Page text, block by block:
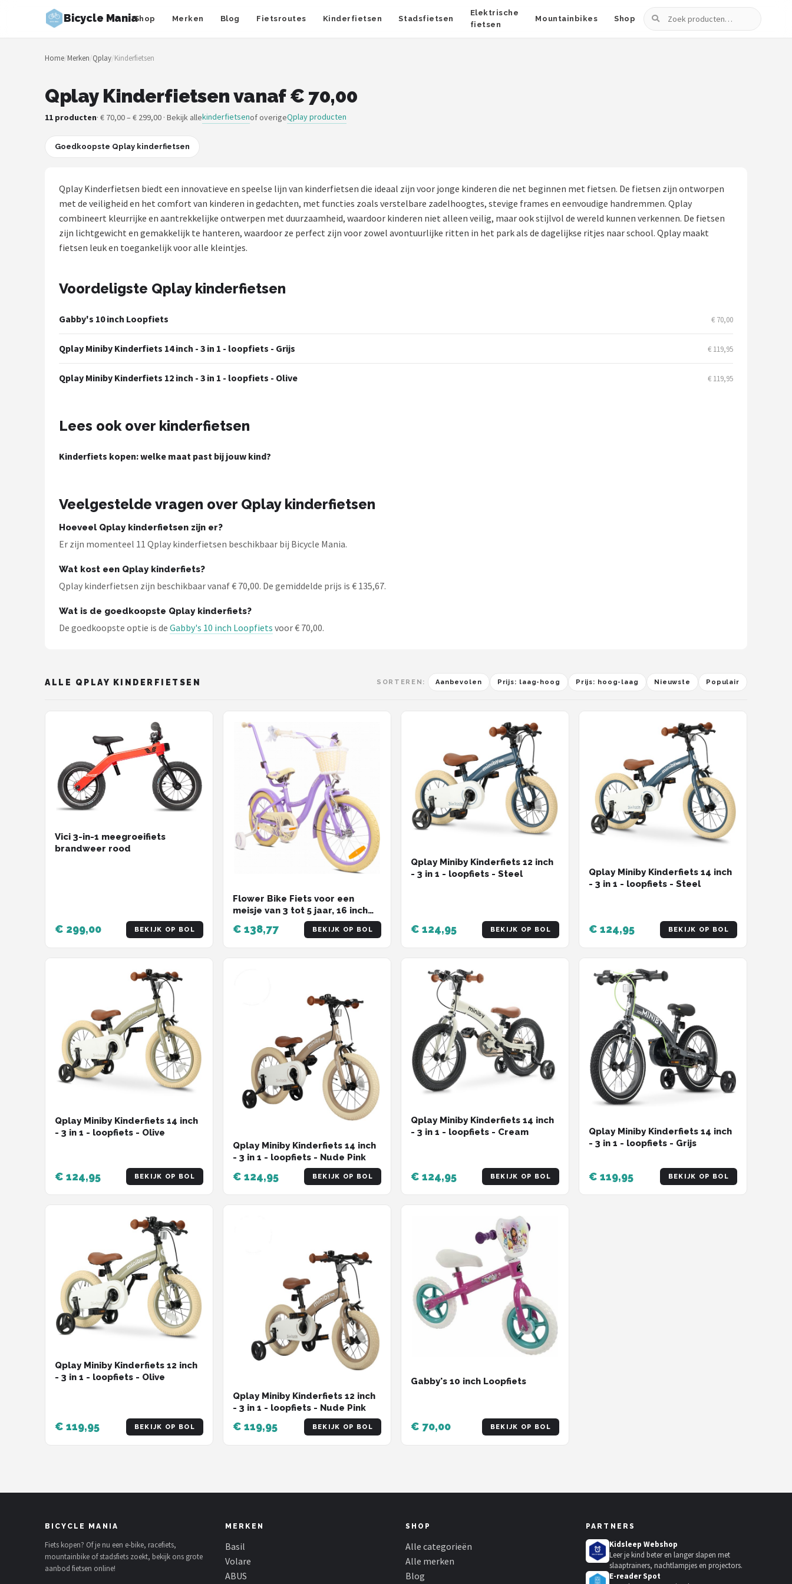
Bicycle ManiaShop Merken Blog Fietsroutes Kinderfietsen Stadsfietsen
Elektrische
fietsen
Mountainbikes Shop
Zoeken
Zoeken
NAVIGATIE
Merken
Kinderfietsen
Stadsfietsen
Mountainbikes
POPULAIRE MERKEN
BBB Cycling
Schwalbe
Shimano
Home/Merken/Qplay/Kinderfietsen
Qplay Kinderfietsen vanaf € 70,00
11 producten· € 70,00 – € 299,00 · Bekijk allekinderfietsenof overigeQplay producten
Goedkoopste Qplay kinderfietsen
Qplay Kinderfietsen biedt een innovatieve en speelse lijn van kinderfietsen die ideaal zijn voor jonge kinderen die net beginnen met fietsen. De fietsen zijn ontworpen
met de veiligheid en het comfort van kinderen in gedachten, met functies zoals verstelbare zadelhoogtes, stevige frames en eenvoudige handremmen. Qplay
combineert kleurrijke en aantrekkelijke ontwerpen met duurzaamheid, waardoor kinderen niet alleen veilig, maar ook stijlvol de wereld kunnen verkennen. De fietsen
zijn lichtgewicht en gemakkelijk te hanteren, waardoor ze perfect zijn voor zowel avontuurlijke ritten in het park als de dagelijkse ritjes naar school. Qplay maakt
fietsen leuk en toegankelijk voor alle kleintjes.
Voordeligste Qplay kinderfietsen
Gabby's 10 inch Loopfiets € 70,00
Qplay Miniby Kinderfiets 14 inch - 3 in 1 - loopfiets - Grijs € 119,95
Qplay Miniby Kinderfiets 12 inch - 3 in 1 - loopfiets - Olive € 119,95
Lees ook over kinderfietsen
Kinderfiets kopen: welke maat past bij jouw kind?
Veelgestelde vragen over Qplay kinderfietsen
Hoeveel Qplay kinderfietsen zijn er?
Er zijn momenteel 11 Qplay kinderfietsen beschikbaar bij Bicycle Mania.
Wat kost een Qplay kinderfiets?
Qplay kinderfietsen zijn beschikbaar vanaf € 70,00. De gemiddelde prijs is € 135,67.
Wat is de goedkoopste Qplay kinderfiets?
De goedkoopste optie is de Gabby's 10 inch Loopfiets voor € 70,00.
ALLE QPLAY KINDERFIETSEN SORTEREN: Aanbevolen Prijs: laag-hoog Prijs: hoog-laag Nieuwste Populair
Vici 3-in-1 meegroeifiets
brandweer rood
€ 299,00 BEKIJK OP BOL
Flower Bike Fiets voor een
meisje van 3 tot 5 jaar, 16 inch
Lavendel, met fietsbel,
zijwieltjes, duwstang en
stuurmandje
€ 138,77 BEKIJK OP BOL
Qplay Miniby Kinderfiets 12 inch
- 3 in 1 - loopfiets - Steel
€ 124,95 BEKIJK OP BOL
Qplay Miniby Kinderfiets 14 inch
- 3 in 1 - loopfiets - Steel
€ 124,95 BEKIJK OP BOL
Qplay Miniby Kinderfiets 14 inch
- 3 in 1 - loopfiets - Olive
€ 124,95 BEKIJK OP BOL
Qplay Miniby Kinderfiets 14 inch
- 3 in 1 - loopfiets - Nude Pink
€ 124,95 BEKIJK OP BOL
Qplay Miniby Kinderfiets 14 inch
- 3 in 1 - loopfiets - Cream
€ 124,95 BEKIJK OP BOL
Qplay Miniby Kinderfiets 14 inch
- 3 in 1 - loopfiets - Grijs
€ 119,95 BEKIJK OP BOL
Qplay Miniby Kinderfiets 12 inch
- 3 in 1 - loopfiets - Olive
€ 119,95 BEKIJK OP BOL
Qplay Miniby Kinderfiets 12 inch
- 3 in 1 - loopfiets - Nude Pink
€ 119,95 BEKIJK OP BOL
Gabby's 10 inch Loopfiets
€ 70,00 BEKIJK OP BOL
BICYCLE MANIA
Fiets kopen? Of je nu een e-bike, racefiets,
mountainbike of stadsfiets zoekt, bekijk ons grote
aanbod fietsen online!
MERKEN
Basil
Volare
ABUS
SHOP
Alle categorieën
Alle merken
Blog
PARTNERS
Kidsleep Webshop
Leer je kind beter en langer slapen met
slaaptrainers, nachtlampjes en projectors.
E-reader Spot